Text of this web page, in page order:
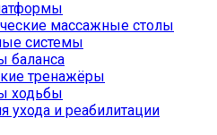
массажные столы
системы
баланса
тренажёры
ходьбы
ухода и реабилитации